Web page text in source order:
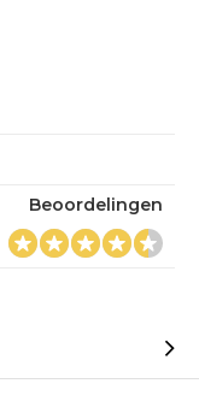
Beoordelingen